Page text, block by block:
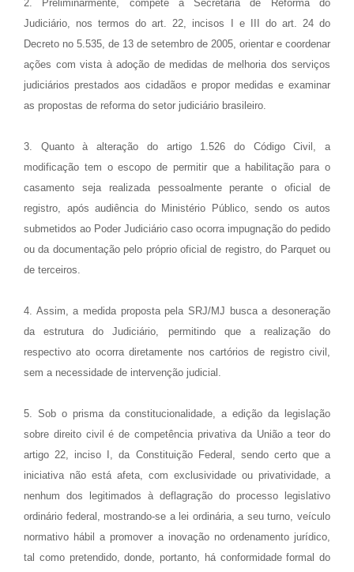
2. Preliminarmente, compete à Secretaria de Reforma do
Judiciário, nos termos do art. 22, incisos I e III do art. 24 do
Decreto no 5.535, de 13 de setembro de 2005, orientar e coordenar
ações com vista à adoção de medidas de melhoria dos serviços
judiciários prestados aos cidadãos e propor medidas e examinar
as propostas de reforma do setor judiciário brasileiro.
3. Quanto à alteração do artigo 1.526 do Código Civil, a
modificação tem o escopo de permitir que a habilitação para o
casamento seja realizada pessoalmente perante o oficial de
registro, após audiência do Ministério Público, sendo os autos
submetidos ao Poder Judiciário caso ocorra impugnação do pedido
ou da documentação pelo próprio oficial de registro, do Parquet ou
de terceiros.
4. Assim, a medida proposta pela SRJ/MJ busca a desoneração
da estrutura do Judiciário, permitindo que a realização do
respectivo ato ocorra diretamente nos cartórios de registro civil,
sem a necessidade de intervenção judicial.
5. Sob o prisma da constitucionalidade, a edição da legislação
sobre direito civil é de competência privativa da União a teor do
artigo 22, inciso I, da Constituição Federal, sendo certo que a
iniciativa não está afeta, com exclusividade ou privatividade, a
nenhum dos legitimados à deflagração do processo legislativo
ordinário federal, mostrando-se a lei ordinária, a seu turno, veículo
normativo hábil a promover a inovação no ordenamento jurídico,
tal como pretendido, donde, portanto, há conformidade formal do